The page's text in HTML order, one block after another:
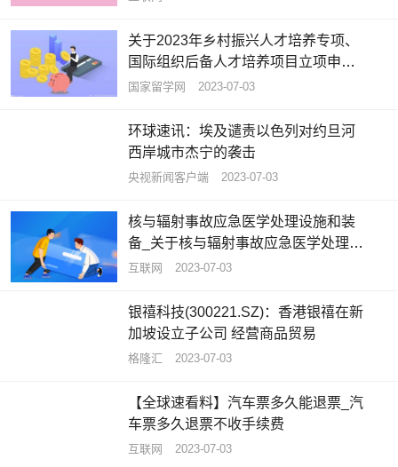
关于2023年乡村振兴人才培养专项、
国际组织后备人才培养项目立项申报
工作的通知
国家留学网 2023-07-03
环球速讯：埃及谴责以色列对约旦河
西岸城市杰宁的袭击
央视新闻客户端 2023-07-03
核与辐射事故应急医学处理设施和装
备_关于核与辐射事故应急医学处理设
施和装备概略
互联网 2023-07-03
银禧科技(300221.SZ)：香港银禧在新
加坡设立子公司 经营商品贸易
格隆汇 2023-07-03
【全球速看料】汽车票多久能退票_汽
车票多久退票不收手续费
互联网 2023-07-03